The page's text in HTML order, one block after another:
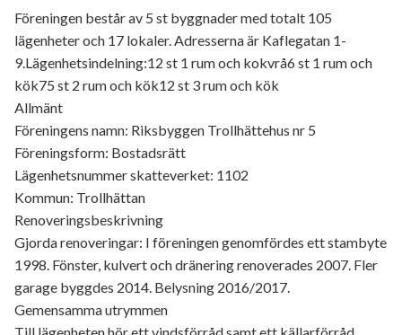
Föreningen består av 5 st byggnader med totalt 105
lägenheter och 17 lokaler. Adresserna är Kaflegatan 1-
9.Lägenhetsindelning:12 st 1 rum och kokvrå6 st 1 rum och
kök75 st 2 rum och kök12 st 3 rum och kök
Allmänt
Föreningens namn: Riksbyggen Trollhättehus nr 5
Föreningsform: Bostadsrätt
Lägenhetsnummer skatteverket: 1102
Kommun: Trollhättan
Renoveringsbeskrivning
Gjorda renoveringar: I föreningen genomfördes ett stambyte
1998. Fönster, kulvert och dränering renoverades 2007. Fler
garage byggdes 2014. Belysning 2016/2017.
Gemensamma utrymmen